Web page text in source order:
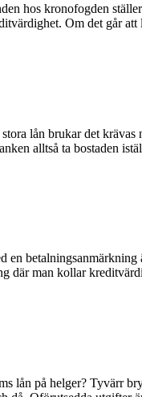
hos kronofogden
Om det går
lån brukar det
alltså ta bostaden
där man kollar
lån på helger? Tyvärr